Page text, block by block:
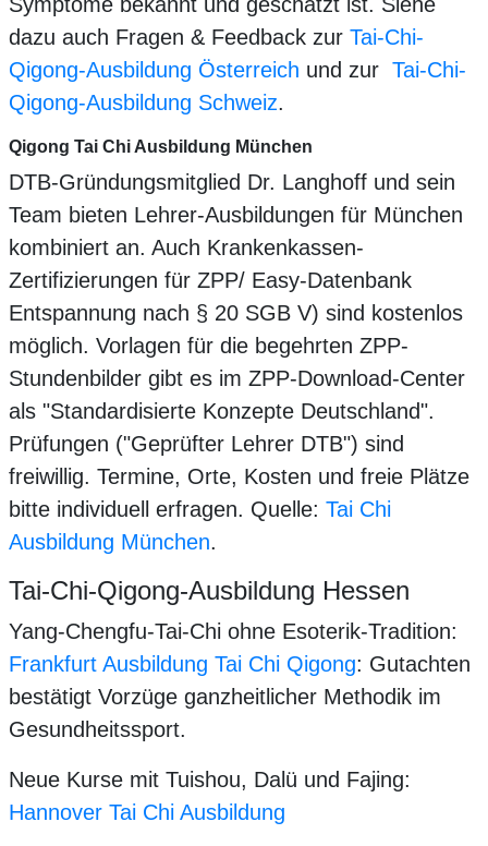
dazu auch Fragen & Feedback zur Tai-Chi-
Qigong-Ausbildung Österreich und zur Tai-Chi-
Qigong-Ausbildung Schweiz.
Qigong Tai Chi Ausbildung München
DTB-Gründungsmitglied Dr. Langhoff und sein
Team bieten Lehrer-Ausbildungen für München
kombiniert an. Auch Krankenkassen-
Zertifizierungen für ZPP/ Easy-Datenbank
Entspannung nach § 20 SGB V) sind kostenlos
möglich. Vorlagen für die begehrten ZPP-
Stundenbilder gibt es im ZPP-Download-Center
als "Standardisierte Konzepte Deutschland".
Prüfungen ("Geprüfter Lehrer DTB") sind
freiwillig. Termine, Orte, Kosten und freie Plätze
bitte individuell erfragen. Quelle: Tai Chi
Ausbildung München.
Tai-Chi-Qigong-Ausbildung Hessen
Yang-Chengfu-Tai-Chi ohne Esoterik-Tradition:
Frankfurt Ausbildung Tai Chi Qigong: Gutachten
bestätigt Vorzüge ganzheitlicher Methodik im
Gesundheitssport.
Neue Kurse mit Tuishou, Dalü und Fajing:
Hannover Tai Chi Ausbildung